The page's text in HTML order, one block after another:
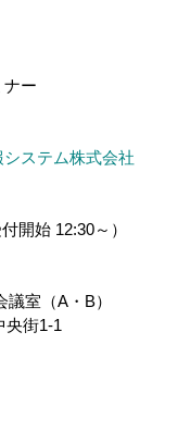
ー
ステム株式会社
開始 12:30～）
室（A・B）
央街1-1